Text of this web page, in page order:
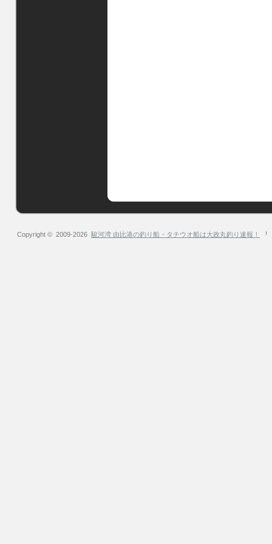
Copyright © 2009-2026 駿河湾 由比港の釣り船・タチウオ船は大政丸釣り速報！